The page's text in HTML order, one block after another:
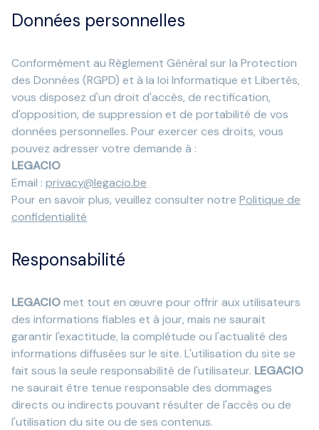
Données personnelles
Conformément au Règlement Général sur la Protection
des Données (RGPD) et à la loi Informatique et Libertés,
vous disposez d'un droit d'accès, de rectification,
d'opposition, de suppression et de portabilité de vos
données personnelles. Pour exercer ces droits, vous
pouvez adresser votre demande à :
LEGACIO
Email : privacy@legacio.be
Pour en savoir plus, veuillez consulter notre Politique de
confidentialité
Responsabilité
LEGACIOmet tout en œuvre pour offrir aux utilisateurs
des informations fiables et à jour, mais ne saurait
garantir l'exactitude, la complétude ou l'actualité des
informations diffusées sur le site. L'utilisation du site se
fait sous la seule responsabilité de l'utilisateur. LEGACIO
ne saurait être tenue responsable des dommages
directs ou indirects pouvant résulter de l'accès ou de
l'utilisation du site ou de ses contenus.